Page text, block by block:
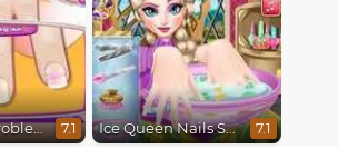
Little Nails Problems 7.1 Ice Queen Nails Spa 7.1